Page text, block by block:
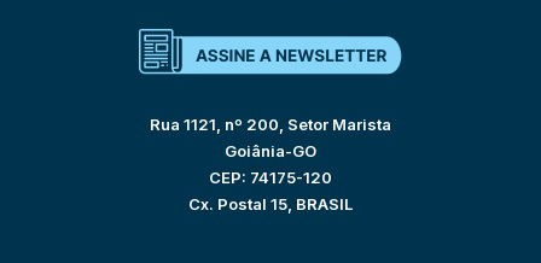
Rua 1121, nº 200, Setor Marista
Goiânia-GO
CEP: 74175-120
Cx. Postal 15, BRASIL